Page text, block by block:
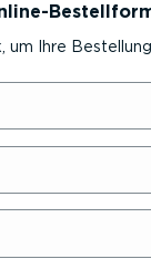
um Ihre